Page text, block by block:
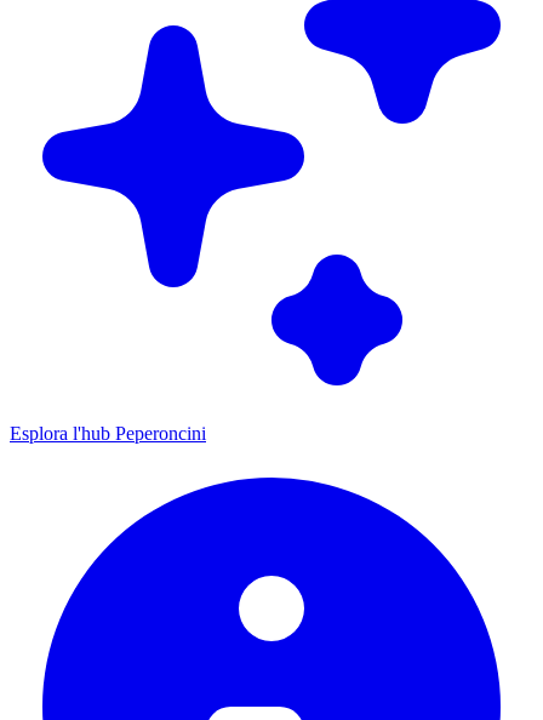
Esplora l'hub Peperoncini